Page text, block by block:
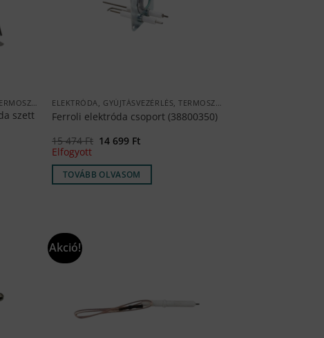
ELEKTRÓDA, GYÚJTÁSVEZÉRLÉS, TERMOSZTÁT
szett
ELEKTRÓDA, GYÚJTÁSVEZÉRLÉS, TERMOSZTÁT
Ferroli elektróda csoport (38800350)
15 474Ft Original
15
474 Ft.
14 699 Ft
14
Elfogyott
TOVÁBB OLVASOM
Akció!